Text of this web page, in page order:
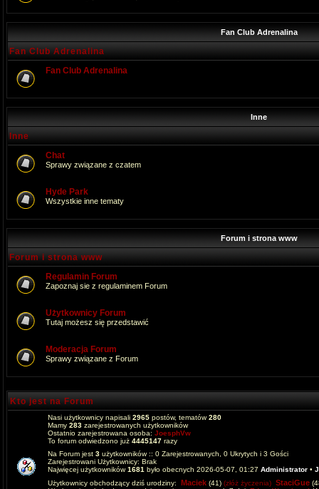
Fan Club Adrenalina
Fan Club Adrenalina
Fan Club Adrenalina
Inne
Inne
Chat
Sprawy związane z czatem
Hyde Park
Wszystkie inne tematy
Forum i strona www
Forum i strona www
Regulamin Forum
Zapoznaj sie z regulaminem Forum
Użytkownicy Forum
Tutaj możesz się przedstawić
Moderacja Forum
Sprawy związane z Forum
Kto jest na Forum
Nasi użytkownicy napisali 2965 postów, tematów280
Mamy 283 zarejestrowanych użytkowników
Ostatnio zarejestrowana osoba: JoesphVw
To forum odwiedzono już 4445147 razy
Na Forum jest 3 użytkowników :: 0 Zarejestrowanych, 0 Ukrytych i 3 Gości
Zarejestrowani Użytkownicy: Brak
Najwięcej użytkowników1681 było obecnych 2026-05-07, 01:27 Administrator •
Użytkownicy obchodzący dziś urodziny: Maciek (41) (złóż życzenia) StaciGue